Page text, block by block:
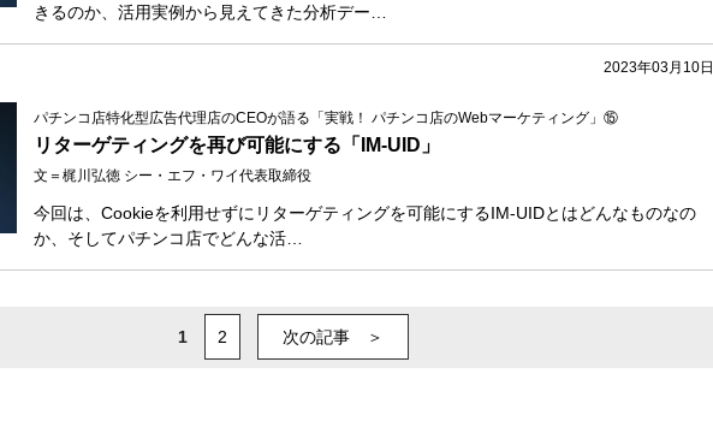
きるのか、活用実例から見えてきた分析デー…
2023年03月10日
パチンコ店特化型広告代理店のCEOが語る「実戦！ パチンコ店のWebマーケティング」⑮
リターゲティングを再び可能にする「IM‐UID」
文＝梶川弘徳 シー・エフ・ワイ代表取締役
今回は、Cookieを利用せずにリターゲティングを可能にするIM‐UIDとはどんなものなの
か、そしてパチンコ店でどんな活…
1 2 次の記事 ＞